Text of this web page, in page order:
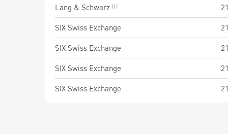
Lang & Schwarz
SIX Swiss Exchange
SIX Swiss Exchange
SIX Swiss Exchange
SIX Swiss Exchange